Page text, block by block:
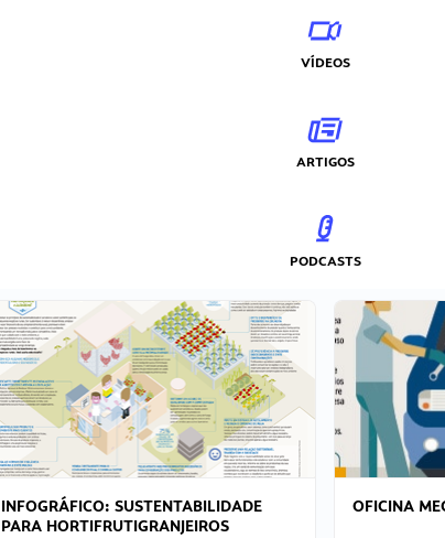
VÍDEOS
ARTIGOS
PODCASTS
INFOGRÁFICO: SUSTENTABILIDADE
PARA HORTIFRUTIGRANJEIROS
OFICINA